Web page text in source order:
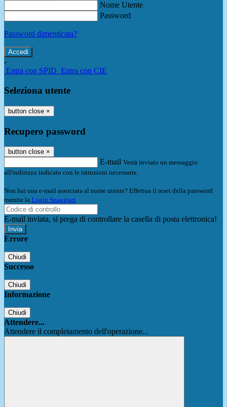
Nome Utente
Password
Password dimenticata?
-
Entra con SPID Entra con CIE
Seleziona utente
button close ×
Recupero password
button close ×
E-mail Verrà inviato un messaggio
all'indirizzo indicato con le istruzioni necessarie.
Non hai una e-mail associata al nome utente? Effettua il reset della password
tramite la Login Spaggiari
E-mail inviata, si prega di controllare la casella di posta elettronica!
Errore
Chiudi
Successo
Chiudi
Informazione
Chiudi
Attendere...
Attendere il completamento dell'operazione...